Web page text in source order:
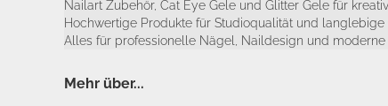
Nailart Zubehör, Cat Eye Gele und Glitter Gele für
Hochwertige Produkte für Studioqualität und langlebige
Alles für professionelle Nägel, Naildesign und moderne
Mehr über...